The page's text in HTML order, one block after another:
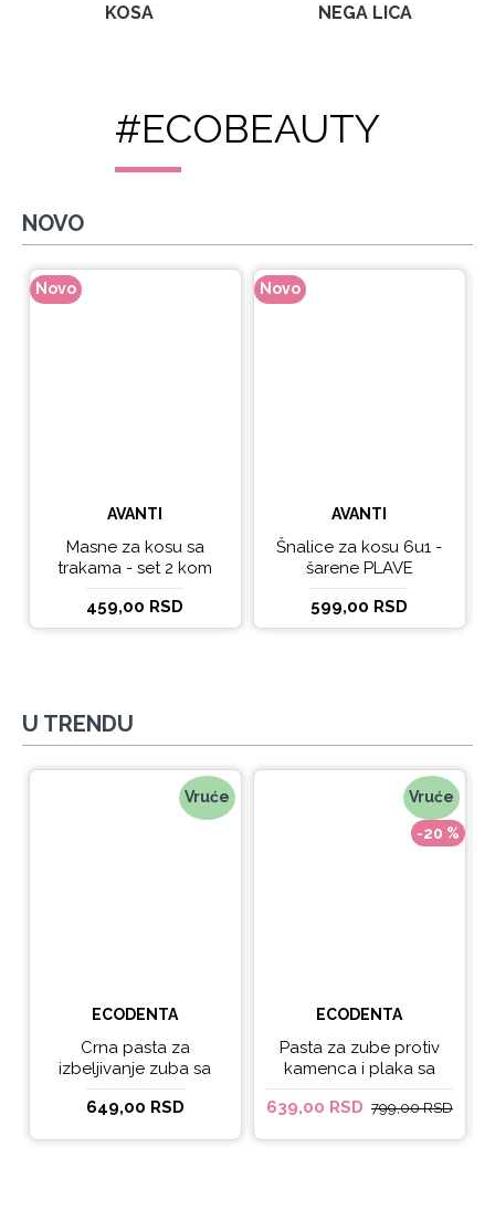
KOSA NEGA LICA
#ECOBEAUTY
NOVO
Novo
AVANTI
Masne za kosu sa
trakama - set 2 kom
459,00 RSD
Novo
AVANTI
Šnalice za kosu 6u1 -
šarene PLAVE
599,00 RSD
U TRENDU
Vruće
ECODENTA
Crna pasta za
izbeljivanje zuba sa
ukusom narandže
Ecodenta 100 ml
649,00 RSD
Vruće
-20 %
ECODENTA
Pasta za zube protiv
kamenca i plaka sa
kokosovim uljem
Ecodenta ORGANIC
639,00 RSD 799,00 RSD